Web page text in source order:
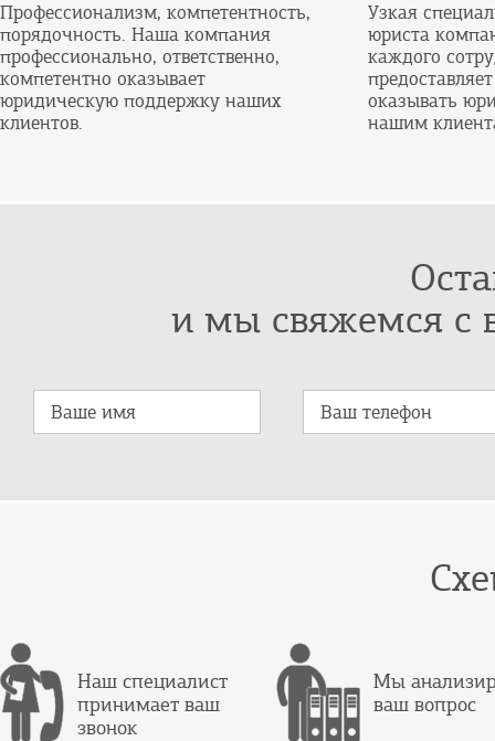
Профессионализм, компетентность,
порядочность. Наша компания
профессионально, ответственно,
компетентно оказывает
юридическую поддержку наших
клиентов.
Узкая
юриста
каждого
оказывать
нашим
и мы свяжемся с
Наш специалист
принимает ваш
звонок
Мы
ваш вопрос